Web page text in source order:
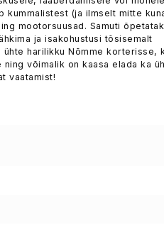
kummalistest (ja ilmselt mitte
mootorsuusad. Samuti
ja isakohustusi tõsisemalt
harilikku Nõmme korterisse,
võimalik on kaasa elada ka
vaatamist!